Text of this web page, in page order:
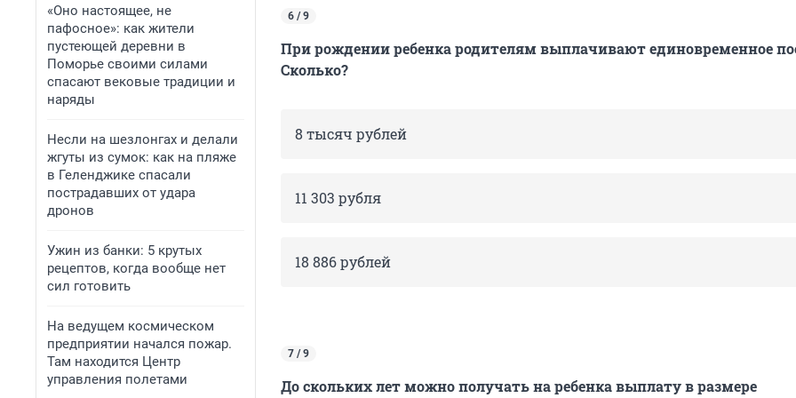
«Оно настоящее, не
пафосное»: как жители
пустеющей деревни в
Поморье своими силами
спасают вековые традиции и
наряды
Несли на шезлонгах и делали
жгуты из сумок: как на пляже
в Геленджике спасали
пострадавших от удара
дронов
Ужин из банки: 5 крутых
рецептов, когда вообще нет
сил готовить
На ведущем космическом
предприятии начался пожар.
Там находится Центр
управления полетами
6 / 9
При рождении ребенка родителям выплачивают единовременное
Сколько?
8 тысяч рублей
11 303 рубля
18 886 рублей
7 / 9
До скольких лет можно получать на ребенка выплату в размере